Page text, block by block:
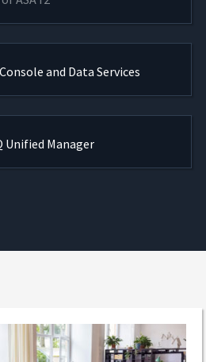
and Data Services
Unified Manager